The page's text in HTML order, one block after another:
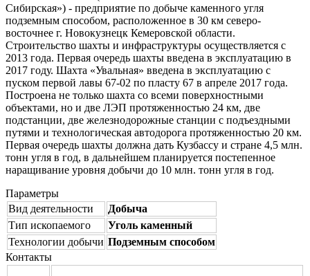
Сибирская») - предприятие по добыче каменного угля
подземным способом, расположенное в 30 км северо-
восточнее г. Новокузнецк Кемеровской области.
Строительство шахты и инфраструктуры осуществляется с
2013 года. Первая очередь шахты введена в эксплуатацию в
2017 году. Шахта «Увальная» введена в эксплуатацию с
пуском первой лавы 67-02 по пласту 67 в апреле 2017 года.
Построена не только шахта со всеми поверхностными
объектами, но и две ЛЭП протяженностью 24 км, две
подстанции, две железнодорожные станции с подъездными
путями и технологическая автодорога протяженностью 20 км.
Первая очередь шахты должна дать Кузбассу и стране 4,5 млн.
тонн угля в год, в дальнейшем планируется постепенное
наращивание уровня добычи до 10 млн. тонн угля в год.
Параметры
Вид деятельности
Добыча
Тип ископаемого
Уголь каменный
Технологии добычи Подземным способом
Контакты